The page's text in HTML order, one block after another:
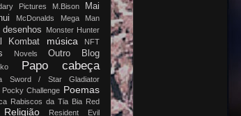
Pictures
M.Bison
Mai
McDonalds Mega Man
desenhos Monster Hunter
Kombat música NFT
Novels Outro Blog
Papo cabeça
Sword / Star Gladiator
Pocky Challenge Poemas
Rabiscos da Tia Bia Red
Religião
Resident Evil